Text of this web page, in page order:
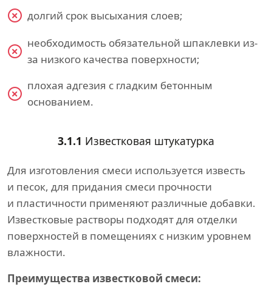
долгий срок высыхания слоев;
необходимость обязательной шпаклевки из-
за низкого качества поверхности;
плохая адгезия с гладким бетонным
основанием.
3.1.1 Известковая штукатурка
Для изготовления смеси используется известь
и песок, для придания смеси прочности
и пластичности применяют различные добавки.
Известковые растворы подходят для отделки
поверхностей в помещениях с низким уровнем
влажности.
Преимущества известковой смеси: